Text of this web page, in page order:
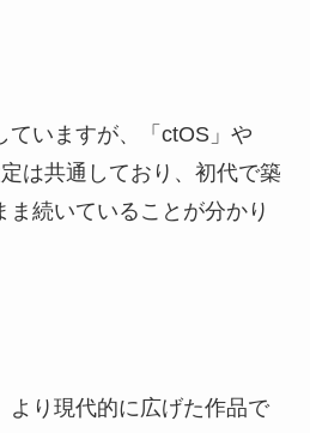
ていますが、「ctOS」や
は共通しており、初代で築
ま続いていることが分かり
より現代的に広げた作品で